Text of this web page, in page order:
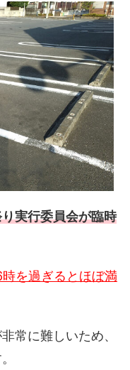
実行委員会が臨時
を過ぎるとほぼ満
常に難しいため、